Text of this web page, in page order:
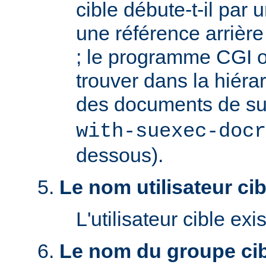
cible débute-t-il par
une référence
; le programme CGI
trouver dans la
des documents de
with-suexec-
dessous).
Le nom utilisateur
L'utilisateur cible
Le nom du groupe